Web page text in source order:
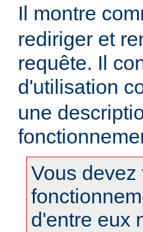
Il montre
rediriger et
requête. Il
d'utilisation
une
Vous
d'entre eux